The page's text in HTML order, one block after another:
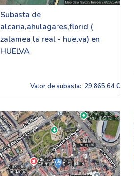
Subasta de
alcaria,ahulagares,florid (
zalamea la real - huelva) en
HUELVA
Valor de subasta: 29,865.64 €